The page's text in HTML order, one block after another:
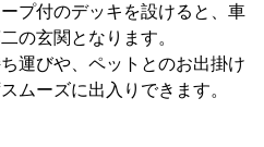
プ付のデッキを設けると、車
の玄関となります。
運びや、ペットとのお出掛け
ムーズに出入りできます。